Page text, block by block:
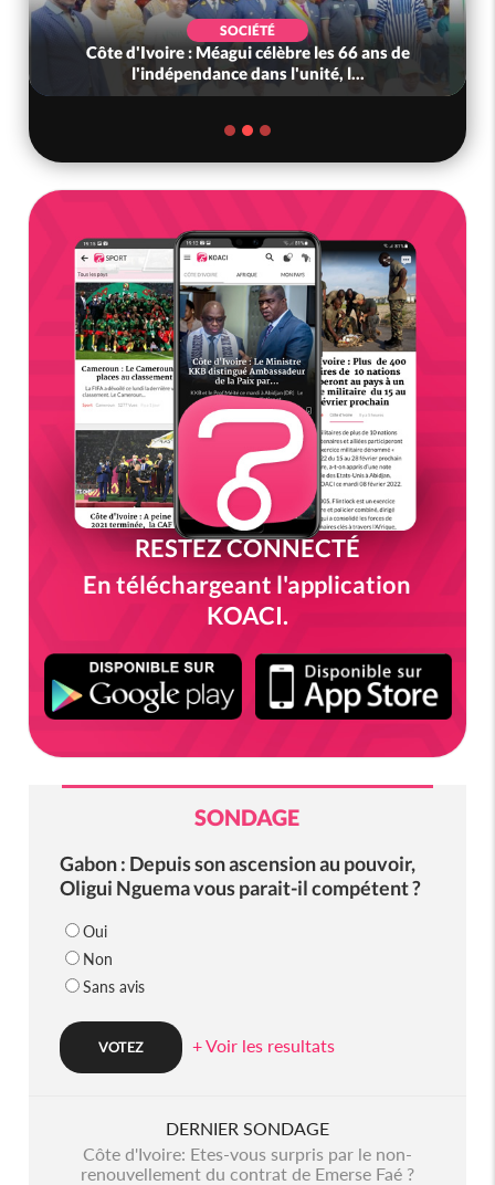
SOCIÉTÉ
Côte d'Ivoire : Méagui célèbre les 66 ans de
l'indépendance dans l'unité, l...
RESTEZ CONNECTÉ
En téléchargeant l'application
KOACI.
SONDAGE
Gabon : Depuis son ascension au pouvoir,
Oligui Nguema vous parait-il compétent ?
Oui
Non
Sans avis
+ Voir les resultats
DERNIER SONDAGE
Côte d'Ivoire: Etes-vous surpris par le non-
renouvellement du contrat de Emerse Faé ?